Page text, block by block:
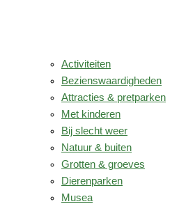
Activiteiten
Bezienswaardigheden
Attracties & pretparken
Met kinderen
Bij slecht weer
Natuur & buiten
Grotten & groeves
Dierenparken
Musea